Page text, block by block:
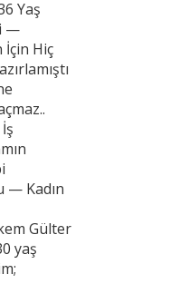
Yaş
—
İçin Hiç
— Kadın
Gülter
yaş